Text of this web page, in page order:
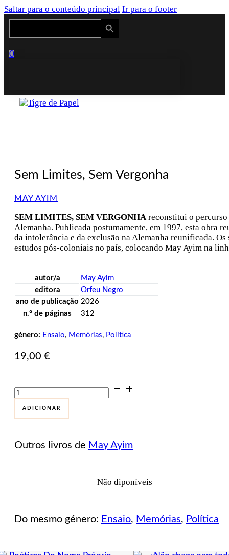
Saltar para o conteúdo principal Ir para o footer
Search
Search Button
0
Sem Limites, Sem Vergonha
MAY AYIM
SEM LIMITES, SEM VERGONHA reconstitui o percurso
Alemanha. Publicada postumamente, em 1997, esta obra
da intolerância e da exclusão na Alemanha reunificada.
estudos pós-coloniais no país, colocando May Ayim na
autor/a
May Ayim
editora
Orfeu Negro
ano de publicação 2026
n.º de páginas
312
género: Ensaio, Memórias, Política
19,00 €
Quantidade
de
Sem
Limites,
ADICIONAR
Outros livros de May Ayim
Não diponíveis
Do mesmo género: Ensaio, Memórias, Política